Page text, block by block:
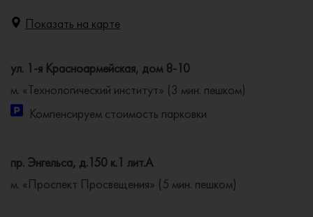
Показать на карте
ул. 1-я Красноармейская, дом 8-10
м. «Технологический институт» (3 мин. пешком)
Компенсируем стоимость парковки
пр. Энгельса, д.150 к.1 лит.А
м. «Проспект Просвещения» (5 мин. пешком)